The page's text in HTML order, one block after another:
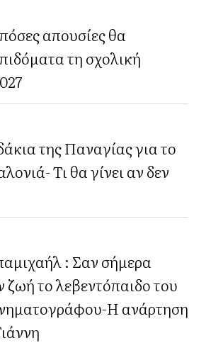
απουσίες θα
τη σχολική
της Παναγίας για το
Τι θα γίνει αν δεν
: Σαν σήμερα
ζωή το λεβεντόπαιδο του
Η ανάρτηση